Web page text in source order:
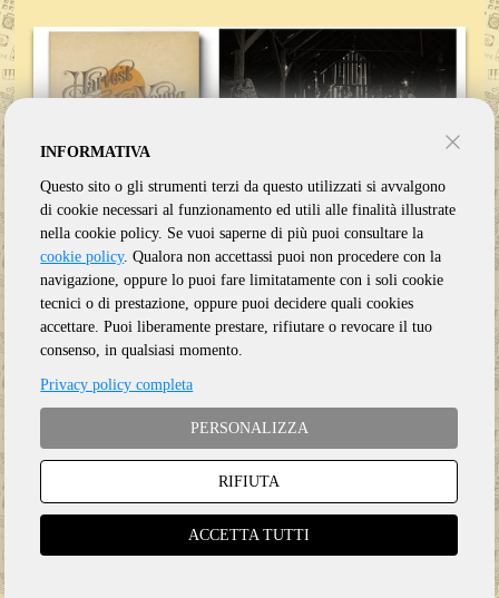
REPRISE
Anno:2022
INFORMATIVA
Questo sito o gli strumenti terzi da questo utilizzati si avvalgono
di cookie necessari al funzionamento ed utili alle finalità illustrate
nella cookie policy. Se vuoi saperne di più puoi consultare la
cookie policy. Qualora non accettassi puoi non procedere con la
navigazione, oppure lo puoi fare limitatamente con i soli cookie
tecnici o di prestazione, oppure puoi decidere quali cookies
accettare. Puoi liberamente prestare, rifiutare o revocare il tuo
consenso, in qualsiasi momento.
Privacy policy completa
PERSONALIZZA
RIFIUTA
ACCETTA TUTTI